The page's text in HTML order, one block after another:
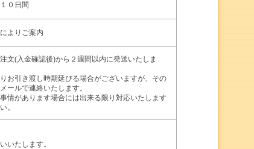
０日間
よりご案内
文(入金確認後)から２週間以内に発送いたしま
お引き渡し時期延びる場合がございますが、その
ールで連絡いたします。
情があります場合には出来る限り対応いたします
。
いたします。